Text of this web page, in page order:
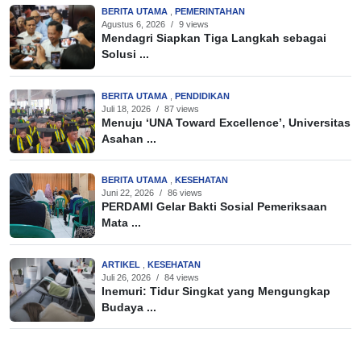
BERITA UTAMA
PEMERINTAHAN
Agustus 6, 2026 / 9 views
Mendagri Siapkan Tiga Langkah sebagai
Solusi ...
BERITA UTAMA
PENDIDIKAN
Juli 18, 2026 / 87 views
Menuju ‘UNA Toward Excellence’, Universitas
Asahan ...
BERITA UTAMA
KESEHATAN
Juni 22, 2026 / 86 views
PERDAMI Gelar Bakti Sosial Pemeriksaan
Mata ...
ARTIKEL
KESEHATAN
Juli 26, 2026 / 84 views
Inemuri: Tidur Singkat yang Mengungkap
Budaya ...